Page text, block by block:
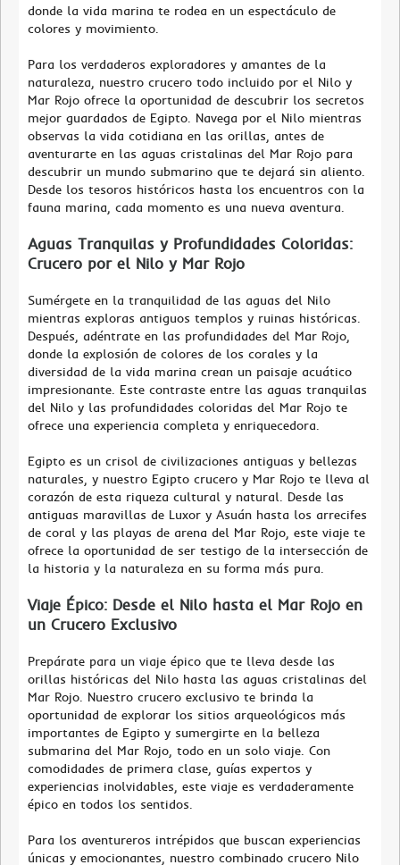
donde la vida marina te rodea en un espectáculo de
colores y movimiento.
Para los verdaderos exploradores y amantes de la
naturaleza, nuestro crucero todo incluido por el Nilo y
Mar Rojo ofrece la oportunidad de descubrir los secretos
mejor guardados de Egipto. Navega por el Nilo mientras
observas la vida cotidiana en las orillas, antes de
aventurarte en las aguas cristalinas del Mar Rojo para
descubrir un mundo submarino que te dejará sin aliento.
Desde los tesoros históricos hasta los encuentros con la
fauna marina, cada momento es una nueva aventura.
Aguas Tranquilas y Profundidades Coloridas:
Crucero por el Nilo y Mar Rojo
Sumérgete en la tranquilidad de las aguas del Nilo
mientras exploras antiguos templos y ruinas históricas.
Después, adéntrate en las profundidades del Mar Rojo,
donde la explosión de colores de los corales y la
diversidad de la vida marina crean un paisaje acuático
impresionante. Este contraste entre las aguas tranquilas
del Nilo y las profundidades coloridas del Mar Rojo te
ofrece una experiencia completa y enriquecedora.
Egipto es un crisol de civilizaciones antiguas y bellezas
naturales, y nuestro Egipto crucero y Mar Rojo te lleva al
corazón de esta riqueza cultural y natural. Desde las
antiguas maravillas de Luxor y Asuán hasta los arrecifes
de coral y las playas de arena del Mar Rojo, este viaje te
ofrece la oportunidad de ser testigo de la intersección de
la historia y la naturaleza en su forma más pura.
Viaje Épico: Desde el Nilo hasta el Mar Rojo en
un Crucero Exclusivo
Prepárate para un viaje épico que te lleva desde las
orillas históricas del Nilo hasta las aguas cristalinas del
Mar Rojo. Nuestro crucero exclusivo te brinda la
oportunidad de explorar los sitios arqueológicos más
importantes de Egipto y sumergirte en la belleza
submarina del Mar Rojo, todo en un solo viaje. Con
comodidades de primera clase, guías expertos y
experiencias inolvidables, este viaje es verdaderamente
épico en todos los sentidos.
Para los aventureros intrépidos que buscan experiencias
únicas y emocionantes, nuestro combinado crucero Nilo